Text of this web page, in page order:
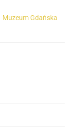
Muzeum Gdańska